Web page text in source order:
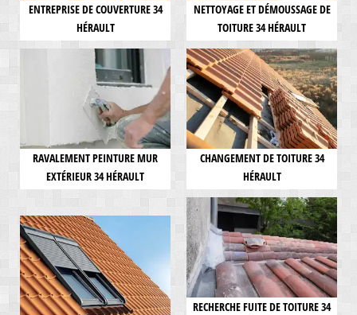
ENTREPRISE DE COUVERTURE 34
HÉRAULT
NETTOYAGE ET DÉMOUSSAGE DE
TOITURE 34 HÉRAULT
RAVALEMENT PEINTURE MUR
EXTÉRIEUR 34 HÉRAULT
CHANGEMENT DE TOITURE 34
HÉRAULT
RECHERCHE FUITE DE TOITURE 34